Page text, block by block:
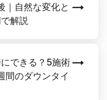
｜自然な変化と
解説
できる？5施術
間のダウンタイ